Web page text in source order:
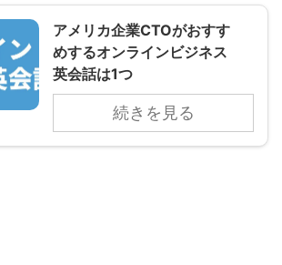
アメリカ企業CTOがおすす
めするオンラインビジネス
英会話は1つ
続きを見る